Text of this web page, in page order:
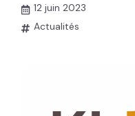
12 juin 2023
Actualités